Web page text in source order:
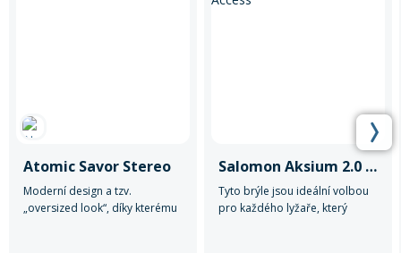
Atomic Savor Stereo
Moderní design a tzv.
„oversized look“, díky kterému
Salomon Aksium 2.0 Access
Tyto brýle jsou ideální volbou
pro každého lyžaře, který